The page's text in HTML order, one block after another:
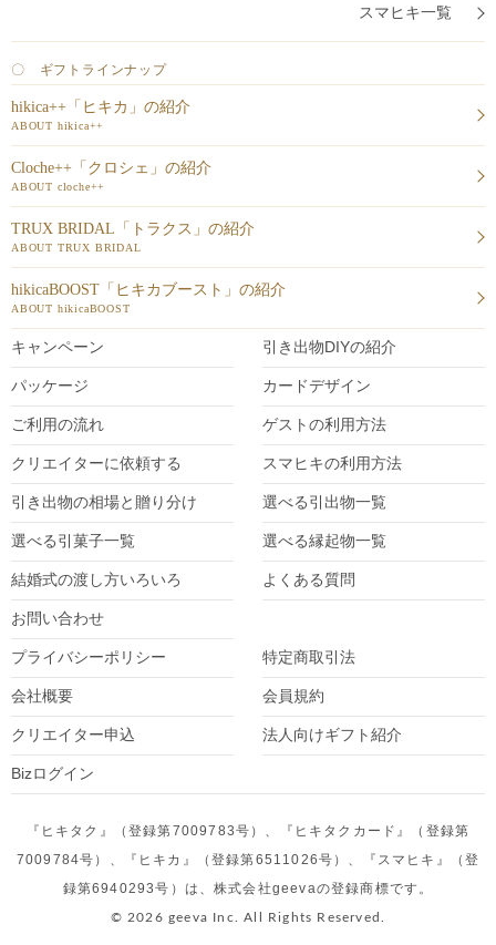
スマヒキ一覧
〇 ギフトラインナップ
hikica++「ヒキカ」の紹介
ABOUT hikica++
Cloche++「クロシェ」の紹介
ABOUT cloche++
TRUX BRIDAL「トラクス」の紹介
ABOUT TRUX BRIDAL
hikicaBOOST「ヒキカブースト」の紹介
ABOUT hikicaBOOST
キャンペーン 引き出物DIYの紹介
パッケージ カードデザイン
ご利用の流れ ゲストの利用方法
クリエイターに依頼する スマヒキの利用方法
引き出物の相場と贈り分け 選べる引出物一覧
選べる引菓子一覧 選べる縁起物一覧
結婚式の渡し方いろいろ よくある質問
お問い合わせ
プライバシーポリシー 特定商取引法
会社概要 会員規約
クリエイター申込 法人向けギフト紹介
Bizログイン
『ヒキタク』（登録第7009783号）、『ヒキタクカード』（登録第
7009784号）、『ヒキカ』（登録第6511026号）、『スマヒキ』（登
録第6940293号）は、株式会社geevaの登録商標です。
© 2026 geeva Inc. All Rights Reserved.